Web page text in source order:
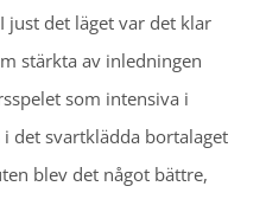
just det läget var det klar
stärkta av inledningen
som intensiva i
det svartklädda bortalaget
blev det något bättre,